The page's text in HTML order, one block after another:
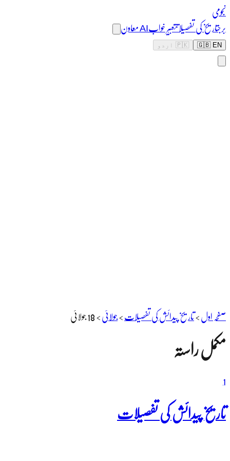
نجومی
برجتاریخ کی تفصیلاتتعبیر خوابAI معاون
🇬🇧 EN 🇵🇰 اردو
صفحہ اول>تاریخ پیدائش کی تفصیلات>جولائی>18 جولائی
مکمل راستہ
1
تاریخ پیدائش کی تفصیلات